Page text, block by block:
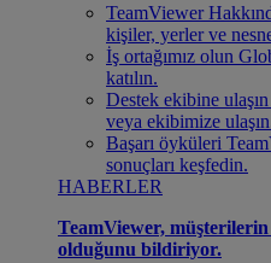
TeamViewer
kişiler, yerler ve
İş ortağımız olun
katılın.
Destek ekibine ulaşın
veya ekibimize
Başarı öyküleri
sonuçları keşfedin.
HABERLER
TeamViewer,
olduğunu bildiriyor.